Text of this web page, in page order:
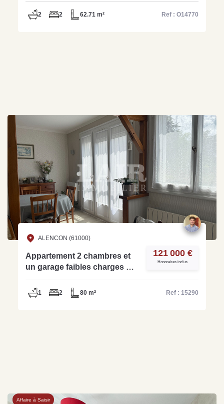
2 2 62.71 m² Ref : O14770
ALENCON (61000)
Appartement 2 chambres et
un garage faibles charges de
copropriété - ref -15290
121 000 €
Honoraires inclus
1 2 80 m² Ref : 15290
Affaire à Saisir